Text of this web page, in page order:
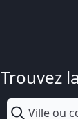
Trouvez